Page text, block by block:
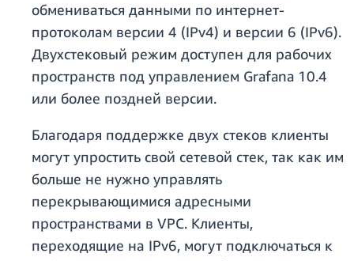
обмениваться данными по интернет-
протоколам версии 4 (IPv4) и версии 6 (IPv6).
Двухстековый режим доступен для рабочих
пространств под управлением Grafana 10.4
или более поздней версии.
Благодаря поддержке двух стеков клиенты
могут упростить свой сетевой стек, так как им
больше не нужно управлять
перекрывающимися адресными
пространствами в VPC. Клиенты,
переходящие на IPv6, могут подключаться к